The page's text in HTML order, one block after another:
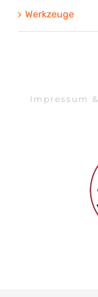
Werkzeuge
Impressum